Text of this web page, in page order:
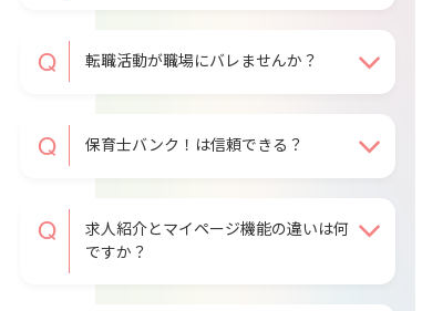
転職活動が職場にバレませんか？
保育士バンク！は信頼できる？
求人紹介とマイページ機能の違いは何
ですか？